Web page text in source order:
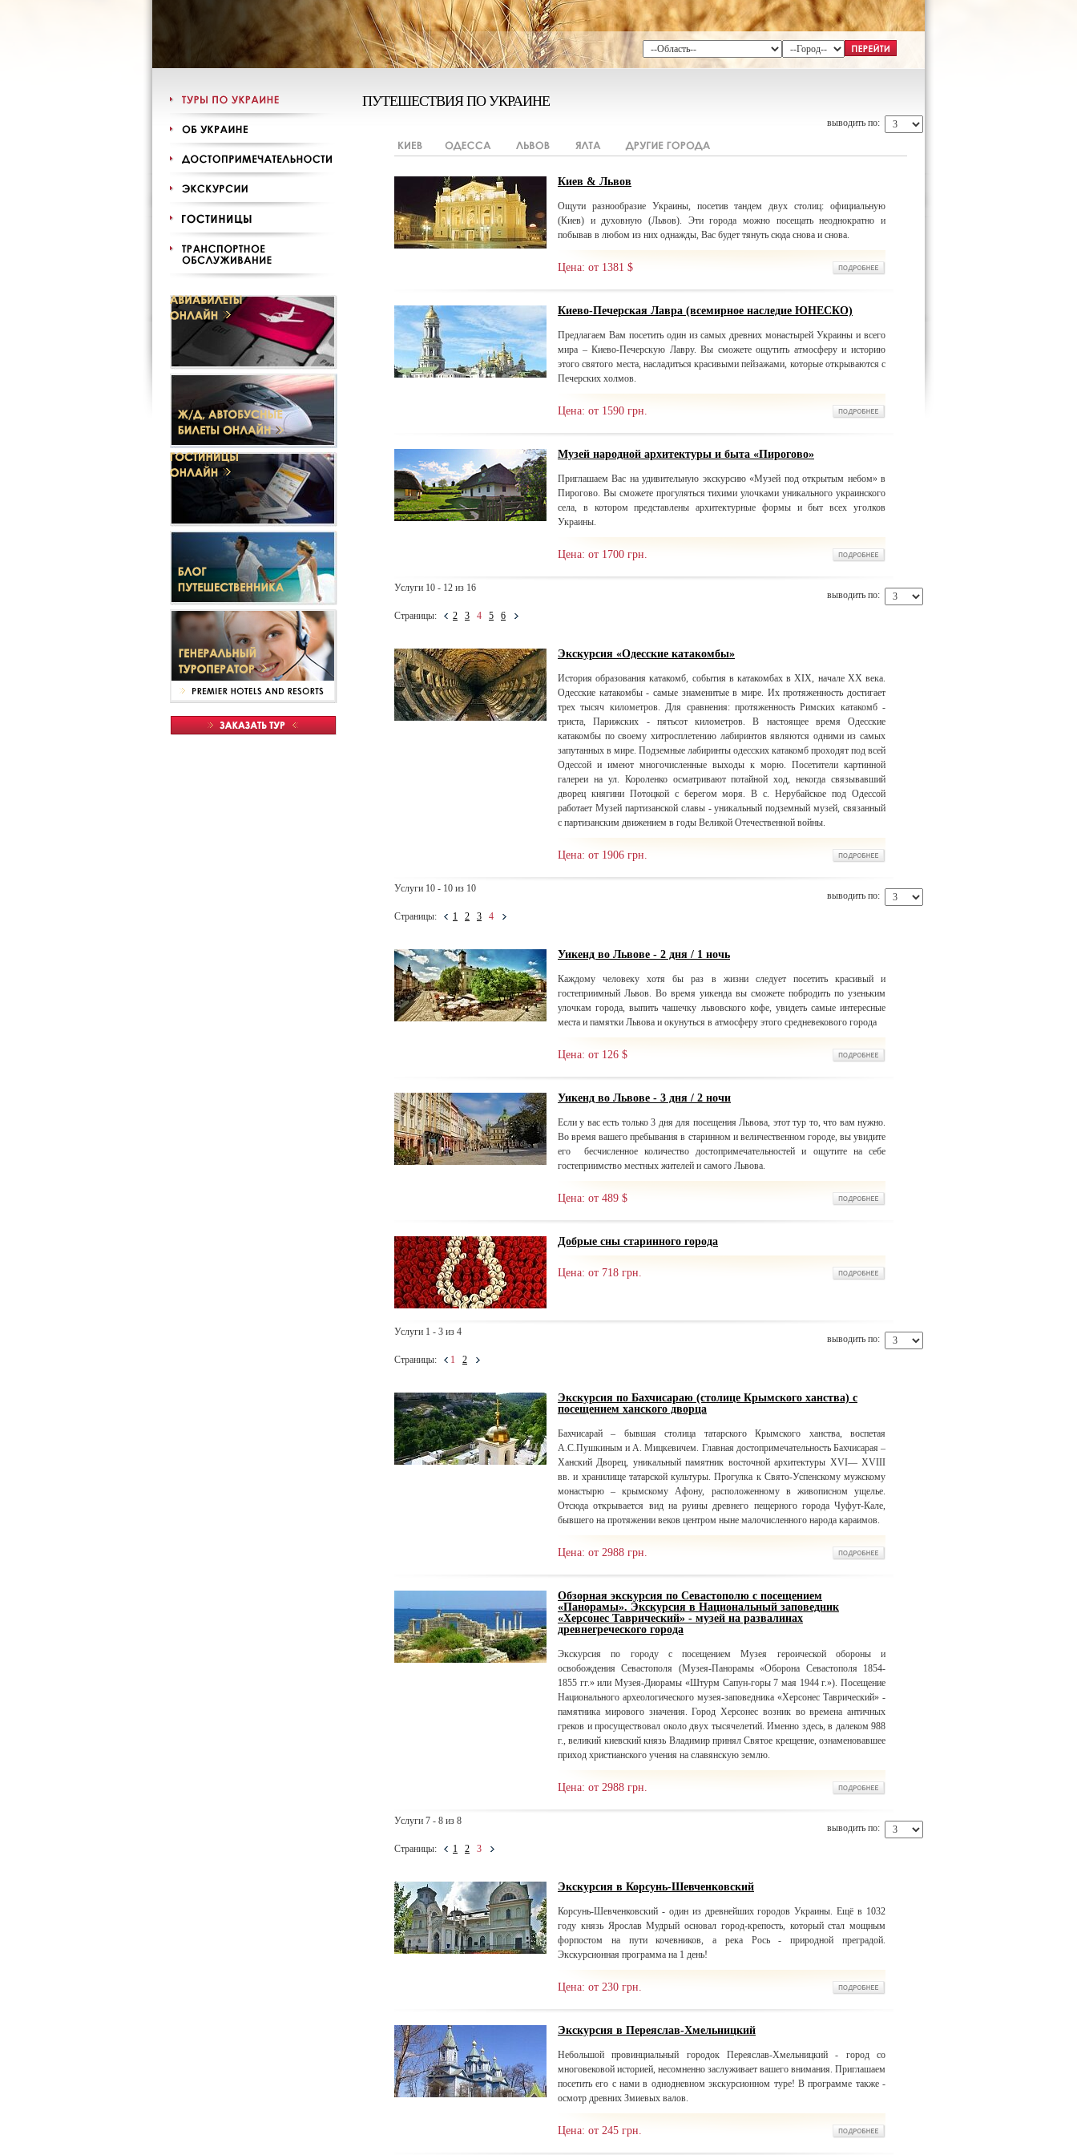
ПУТЕШЕСТВИЯ ПО УКРАИНЕ
выводить по:
Киев & Львов
Ощути разнообразие Украины, посетив тандем двух столиц: официальную
(Киев) и духовную (Львов). Эти города можно посещать неоднократно и
побывав в любом из них однажды, Вас будет тянуть сюда снова и снова.
Цена: от 1381 $
Киево-Печерская Лавра (всемирное наследие ЮНЕСКО)
Предлагаем Вам посетить один из самых древних монастырей Украины и всего
мира – Киево-Печерскую Лавру. Вы сможете ощутить атмосферу и историю
этого святого места, насладиться красивыми пейзажами, которые открываются с
Печерских холмов.
Цена: от 1590 грн.
Музей народной архитектуры и быта «Пирогово»
Приглашаем Вас на удивительную экскурсию «Музей под открытым небом» в
Пирогово. Вы сможете прогуляться тихими улочками уникального украинского
села, в котором представлены архитектурные формы и быт всех уголков
Украины.
Цена: от 1700 грн.
Услуги 10 - 12 из 16
Страницы: 2 3 4 5 6
выводить по:
Экскурсия «Одесские катакомбы»
История образования катакомб, события в катакомбах в XIX, начале ХХ века.
Одесские катакомбы - самые знаменитые в мире. Их протяженность достигает
трех тысяч километров. Для сравнения: протяженность Римских катакомб -
триста, Парижских - пятьсот километров. В настоящее время Одесские
катакомбы по своему хитросплетению лабиринтов являются одними из самых
запутанных в мире. Подземные лабиринты одесских катакомб проходят под всей
Одессой и имеют многочисленные выходы к морю. Посетители картинной
галереи на ул. Короленко осматривают потайной ход, некогда связывавший
дворец княгини Потоцкой с берегом моря. В с. Нерубайское под Одессой
работает Музей партизанской славы - уникальный подземный музей, связанный
с партизанским движением в годы Великой Отечественной войны.
Цена: от 1906 грн.
Услуги 10 - 10 из 10
Страницы: 1 2 3 4
выводить по:
Уикенд во Львове - 2 дня / 1 ночь
Каждому человеку хотя бы раз в жизни следует посетить красивый и
гостеприимный Львов. Во время уикенда вы сможете побродить по узеньким
улочкам города, выпить чашечку львовского кофе, увидеть самые интересные
места и памятки Львова и окунуться в атмосферу этого средневекового города
Цена: от 126 $
Уикенд во Львове - 3 дня / 2 ночи
Если у вас есть только 3 дня для посещения Львова, этот тур то, что вам нужно.
Во время вашего пребывания в старинном и величественном городе, вы увидите
его бесчисленное количество достопримечательностей и ощутите на себе
гостеприимство местных жителей и самого Львова.
Цена: от 489 $
Добрые сны старинного города
Цена: от 718 грн.
Услуги 1 - 3 из 4
Страницы: 1 2
выводить по:
Экскурсия по Бахчисараю (столице Крымского ханства) с
посещением ханского дворца
Бахчисарай – бывшая столица татарского Крымского ханства, воспетая
А.С.Пушкиным и А. Мицкевичем. Главная достопримечательность Бахчисарая –
Ханский Дворец, уникальный памятник восточной архитектуры XVI— XVIII
вв. и хранилище татарской культуры. Прогулка к Свято-Успенскому мужскому
монастырю – крымскому Афону, расположенному в живописном ущелье.
Отсюда открывается вид на руины древнего пещерного города Чуфут-Кале,
бывшего на протяжении веков центром ныне малочисленного народа караимов.
Цена: от 2988 грн.
Обзорная экскурсия по Севастополю с посещением
«Панорамы». Экскурсия в Национальный заповедник
«Херсонес Таврический» - музей на развалинах
древнегреческого города
Экскурсия по городу с посещением Музея героической обороны и
освобождения Севастополя (Музея-Панорамы «Оборона Севастополя 1854-
1855 гг.» или Музея-Диорамы «Штурм Сапун-горы 7 мая 1944 г.»). Посещение
Национального археологического музея-заповедника «Херсонес Таврический» -
памятника мирового значения. Город Херсонес возник во времена античных
греков и просуществовал около двух тысячелетий. Именно здесь, в далеком 988
г., великий киевский князь Владимир принял Святое крещение, ознаменовавшее
приход христианского учения на славянскую землю.
Цена: от 2988 грн.
Услуги 7 - 8 из 8
Страницы: 1 2 3
выводить по:
Экскурсия в Корсунь-Шевченковский
Корсунь-Шевченковский - один из древнейших городов Украины. Ещё в 1032
году князь Ярослав Мудрый основал город-крепость, который стал мощным
форпостом на пути кочевников, а река Рось - природной преградой.
Экскурсионная программа на 1 день!
Цена: от 230 грн.
Экскурсия в Переяслав-Хмельницкий
Небольшой провинциальный городок Переяслав-Хмельницкий - город со
многовековой историей, несомненно заслуживает вашего внимания. Приглашаем
посетить его с нами в однодневном экскурсионном туре! В программе также -
осмотр древних Змиевых валов.
Цена: от 245 грн.